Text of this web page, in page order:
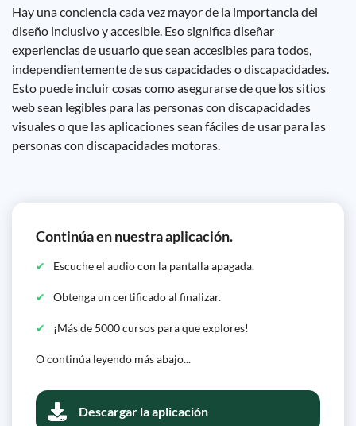
Hay una conciencia cada vez mayor de la importancia del
diseño inclusivo y accesible. Eso significa diseñar
experiencias de usuario que sean accesibles para todos,
independientemente de sus capacidades o discapacidades.
Esto puede incluir cosas como asegurarse de que los sitios
web sean legibles para las personas con discapacidades
visuales o que las aplicaciones sean fáciles de usar para las
personas con discapacidades motoras.
Continúa en nuestra aplicación.
Escuche el audio con la pantalla apagada.
Obtenga un certificado al finalizar.
¡Más de 5000 cursos para que explores!
O continúa leyendo más abajo...
Descargar la aplicación